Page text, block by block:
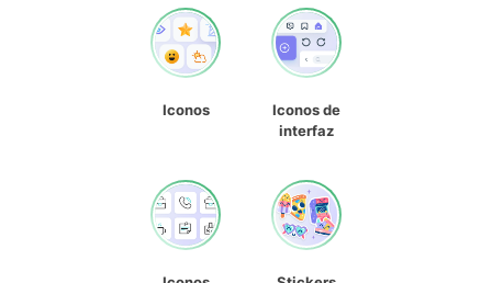
Iconos
Iconos de
interfaz